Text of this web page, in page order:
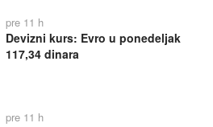
pre 11 h
Devizni kurs: Evro u ponedeljak
117,34 dinara
pre 11 h